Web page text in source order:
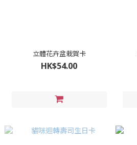
立體花卉盆栽賀卡
HK$54.00